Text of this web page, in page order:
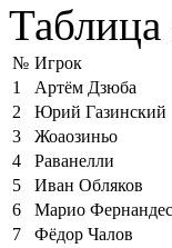
Таблица
№ Игрок
1
Артём Дзюба
2
Юрий Газинский
3
Жоаозиньо
4
Раванелли
5
Иван Обляков
6
Марио Фернандес
7
Фёдор Чалов